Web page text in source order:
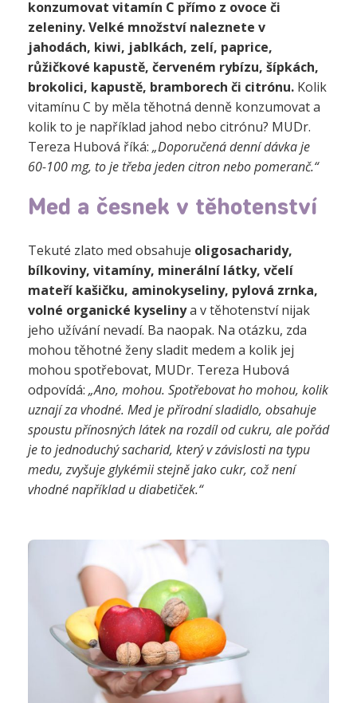
konzumovat vitamín C přímo z ovoce či
zeleniny. Velké množství naleznete v
jahodách, kiwi, jablkách, zelí, paprice,
růžičkové kapustě, červeném rybízu, šípkách,
brokolici, kapustě, bramborech či citrónu. Kolik
vitamínu C by měla těhotná denně konzumovat a
kolik to je například jahod nebo citrónu? MUDr.
Tereza Hubová říká: „Doporučená denní dávka je
60-100 mg, to je třeba jeden citron nebo pomeranč.“
Med a česnek v těhotenství
Tekuté zlato med obsahuje oligosacharidy,
bílkoviny, vitamíny, minerální látky, včelí
mateří kašičku, aminokyseliny, pylová zrnka,
volné organické kyselinya v těhotenství nijak
jeho užívání nevadí. Ba naopak. Na otázku, zda
mohou těhotné ženy sladit medem a kolik jej
mohou spotřebovat, MUDr. Tereza Hubová
odpovídá: „Ano, mohou. Spotřebovat ho mohou, kolik
uznají za vhodné. Med je přírodní sladidlo, obsahuje
spoustu přínosných látek na rozdíl od cukru, ale pořád
je to jednoduchý sacharid, který v závislosti na typu
medu, zvyšuje glykémii stejně jako cukr, což není
vhodné například u diabetiček.“